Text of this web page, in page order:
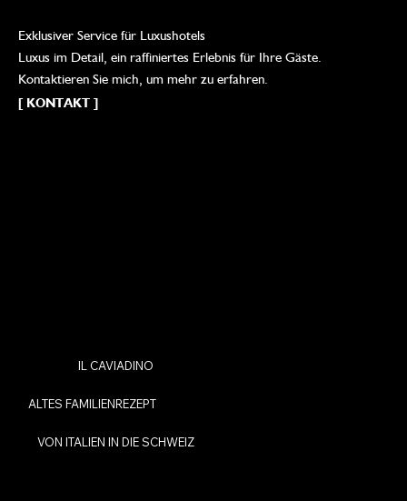
Exklusiver Service für Luxushotels
Luxus im Detail, ein raffiniertes Erlebnis für Ihre Gäste.
Kontaktieren Sie mich, um mehr zu erfahren.
[ KONTAKT ]
IL CAVIADINO
ALTES FAMILIENREZEPT
VON ITALIEN IN DIE SCHWEIZ